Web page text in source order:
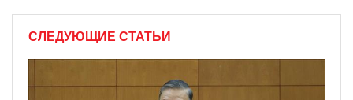
СЛЕДУЮЩИЕ СТАТЬИ